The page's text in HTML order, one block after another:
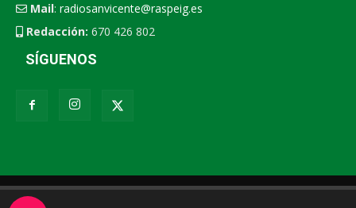
Mail: radiosanvicente@raspeig.es
Redacción: 670 426 802
SÍGUENOS
Radio San Vicente Contacto
XEMV